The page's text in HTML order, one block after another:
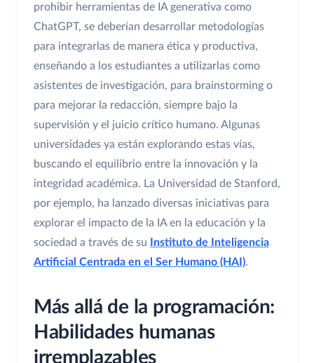
prohibir herramientas de IA generativa como
ChatGPT, se deberían desarrollar metodologías
para integrarlas de manera ética y productiva,
enseñando a los estudiantes a utilizarlas como
asistentes de investigación, para brainstorming o
para mejorar la redacción, siempre bajo la
supervisión y el juicio crítico humano. Algunas
universidades ya están explorando estas vías,
buscando el equilibrio entre la innovación y la
integridad académica. La Universidad de Stanford,
por ejemplo, ha lanzado diversas iniciativas para
explorar el impacto de la IA en la educación y la
sociedad a través de su
Instituto de Inteligencia
Artificial Centrada en el Ser Humano (HAI).
Más allá de la programación:
Habilidades humanas
irremplazables